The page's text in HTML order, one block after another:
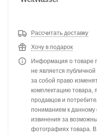
Рассчитать доставку
Хочу в подарок
Информация о товаре
не является
за собой право
комплектацию товара,
продавцов и
пониманием к данному
извинения за
фотографиях товара.